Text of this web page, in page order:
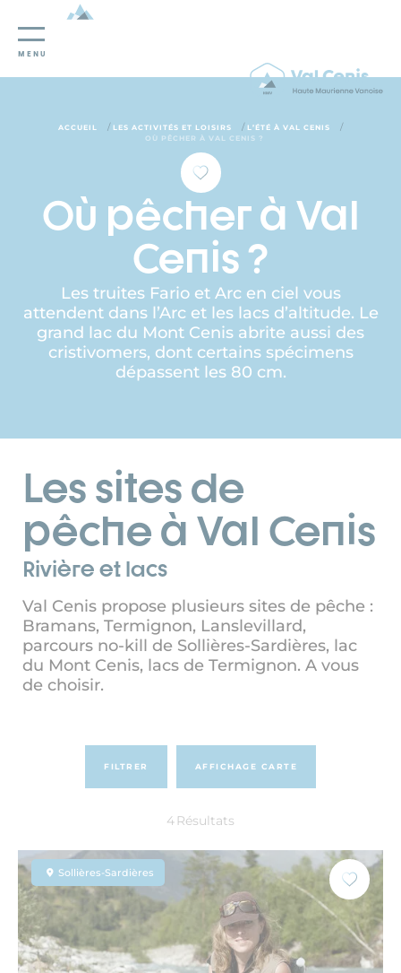
Panneau de gestion des cookies
MENU
ACCUEIL / LES ACTIVITÉS ET LOISIRS / L’ÉTÉ À VAL CENIS /
OÙ PÊCHER À VAL CENIS ?
Où pêcher à Val
Cenis ?
Les truites Fario et Arc en ciel vous
attendent dans l’Arc et les lacs d’altitude. Le
grand lac du Mont Cenis abrite aussi des
cristivomers, dont certains spécimens
dépassent les 80 cm.
Les sites de
pêche à Val Cenis
Rivière et lacs
Val Cenis propose plusieurs sites de pêche :
Bramans, Termignon, Lanslevillard,
parcours no-kill de Sollières-Sardières, lac
du Mont Cenis, lacs de Termignon. A vous
de choisir.
FILTRER
4 Résultats
AFFICHAGE CARTE
Sollières-Sardières